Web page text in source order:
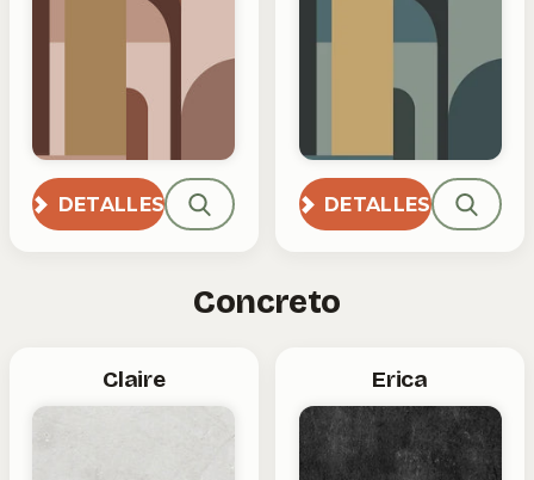
DETALLES DETALLES
Concreto
Claire Erica